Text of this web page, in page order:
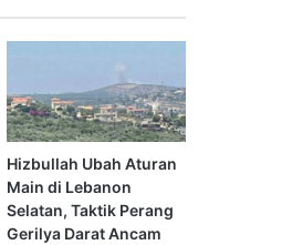
Hizbullah Ubah Aturan
Main di Lebanon
Selatan, Taktik Perang
Gerilya Darat Ancam